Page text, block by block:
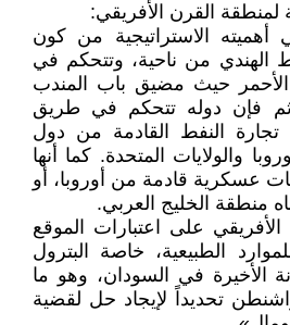
لمنطقة القرن الأفريقي:
أهميته الاستراتيجية من كون
الهندي من ناحية، وتتحكم في
الأحمر حيث مضيق باب المندب
ثم فإن دوله تتحكم في طريق
تجارة النفط القادمة من دول
والولايات المتحدة. كما أنها
عسكرية قادمة من أوروبا، أو
منطقة الخليج العربي.
على اعتبارات الموقع
الطبيعية، خاصة البترول
الأخيرة في السودان، وهو ما
تحديداً لإيجاد حل لقضية